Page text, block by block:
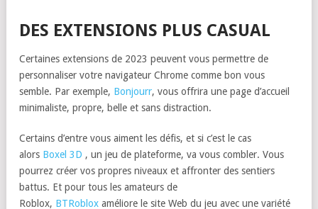
DES EXTENSIONS PLUS CASUAL
Certaines extensions de 2023 peuvent vous permettre de
personnaliser votre navigateur Chrome comme bon vous
semble. Par exemple, Bonjourr, vous offrira une page d’accueil
minimaliste, propre, belle et sans distraction.
Certains d’entre vous aiment les défis, et si c’est le cas
alors Boxel 3D , un jeu de plateforme, va vous combler. Vous
pourrez créer vos propres niveaux et affronter des sentiers
battus. Et pour tous les amateurs de
Roblox, BTRoblox améliore le site Web du jeu avec une variété